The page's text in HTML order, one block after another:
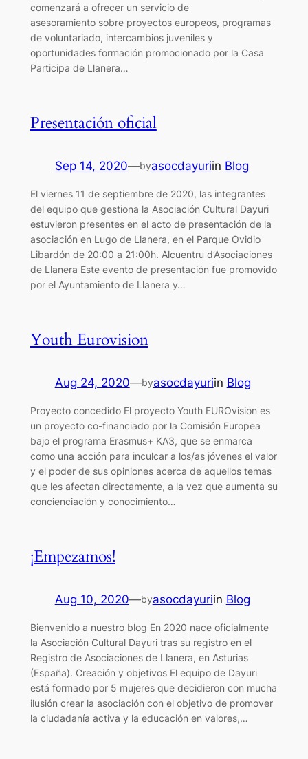
comenzará a ofrecer un servicio de
asesoramiento sobre proyectos europeos, programas
de voluntariado, intercambios juveniles y
oportunidades formación promocionado por la Casa
Participa de Llanera…
Presentación oficial
Sep 14, 2020—byasocdayuriin Blog
El viernes 11 de septiembre de 2020, las integrantes
del equipo que gestiona la Asociación Cultural Dayuri
estuvieron presentes en el acto de presentación de la
asociación en Lugo de Llanera, en el Parque Ovidio
Libardón de 20:00 a 21:00h. Alcuentru d’Asociaciones
de Llanera Este evento de presentación fue promovido
por el Ayuntamiento de Llanera y…
Youth Eurovision
Aug 24, 2020—byasocdayuriin Blog
Proyecto concedido El proyecto Youth EUROvision es
un proyecto co-financiado por la Comisión Europea
bajo el programa Erasmus+ KA3, que se enmarca
como una acción para inculcar a los/as jóvenes el valor
y el poder de sus opiniones acerca de aquellos temas
que les afectan directamente, a la vez que aumenta su
concienciación y conocimiento…
¡Empezamos!
Aug 10, 2020—byasocdayuriin Blog
Bienvenido a nuestro blog En 2020 nace oficialmente
la Asociación Cultural Dayuri tras su registro en el
Registro de Asociaciones de Llanera, en Asturias
(España). Creación y objetivos El equipo de Dayuri
está formado por 5 mujeres que decidieron con mucha
ilusión crear la asociación con el objetivo de promover
la ciudadanía activa y la educación en valores,…